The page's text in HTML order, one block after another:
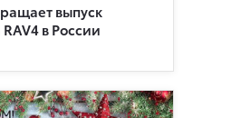
выпуск
в России